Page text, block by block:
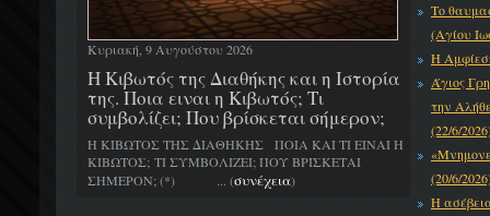
Κυριακή, 9 Αυγούστου 2026
H Κιβωτός της Διαθήκης και η Ιστορία
της. Ποια ειναι η Κιβωτός; Τι
συμβολίζει; Που βρίσκεται σήμερον;
Η ΚΙΒΩΤΟΣ ΤΗΣ ΔΙΑΘΗΚΗΣ ΠΟΙΑ ΚΑΙ ΤΙ ΕΙΝΑΙ Η
ΚΙΒΩΤΟΣ; ΤΙ ΣΥΜΒΟΛΙΖΕΙ; ΠΟΥ ΒΡΙΣΚΕΤΑΙ
ΣΗΜΕΡΟΝ; (*) ... (συνέχεια)
Το
(Αγίου
Η
Άγιος
την
(22/6/
(20/6/
Η